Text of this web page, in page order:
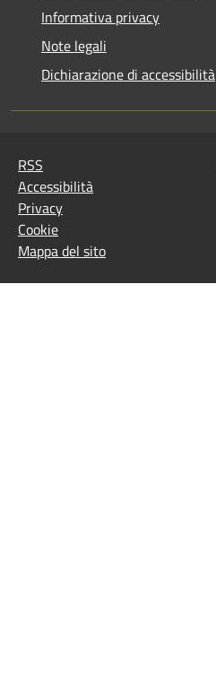
Informativa privacy
Note legali
Dichiarazione di accessibilità
RSS
Accessibilità
Privacy
Cookie
Mappa del sito